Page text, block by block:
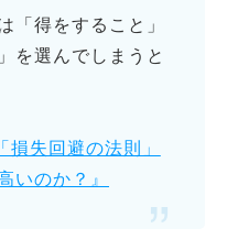
「得をすること」
を選んでしまうと
失回避の法則」
いのか？』